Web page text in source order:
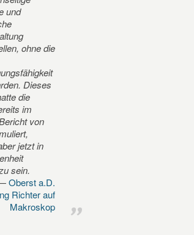
und
ohne die
Dieses
die
im
von
jetzt in
sein.
Oberst a.D.
Richter auf
Makroskop